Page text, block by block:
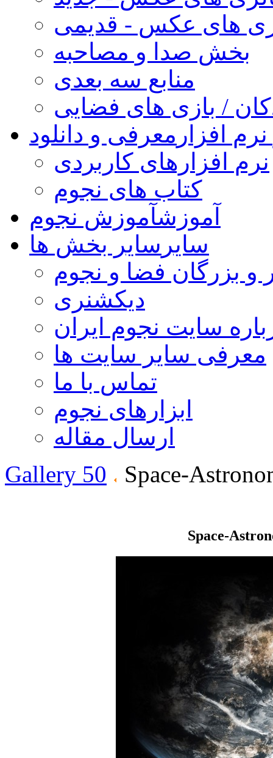
های عکس - قدیمی
بخش صدا و مصاحبه
منابع سه بعدی
/ بازی های فضایی
افزار معرفی و دانلود
نرم افزارهای کاربردی
کتاب های نجوم
آموزشآموزش نجوم
سایر سایر بخش ها
و بزرگان فضا و نجوم
دیکشنری
سایت نجوم ایران
معرفی سایر سایت ها
تماس با ما
ابزارهای نجوم
ارسال مقاله
Gallery 50
Space-
Space-